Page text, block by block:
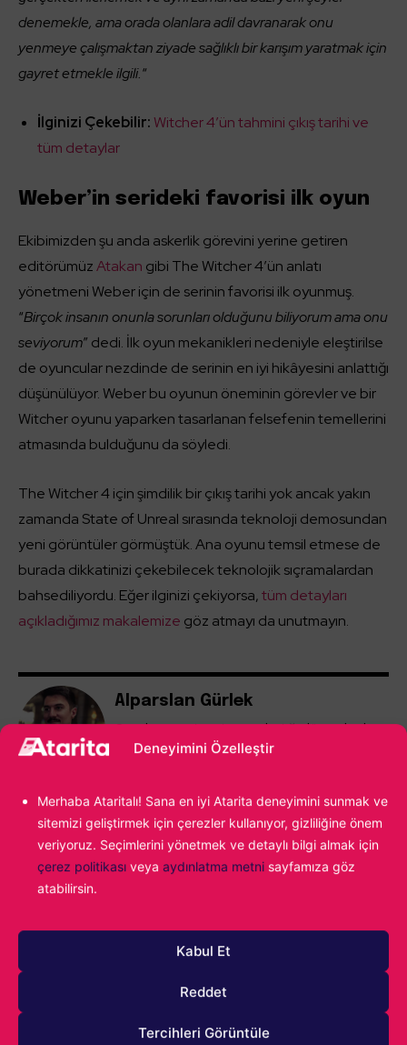
Deneyimini Özelleştir
Merhaba Ataritalı! Sana en iyi Atarita deneyimini sunmak ve
sitemizi geliştirmek için çerezler kullanıyor, gizliliğine önem
veriyoruz. Seçimlerini yönetmek ve detaylı bilgi almak için
çerez politikası veya aydınlatma metni sayfamıza göz
atabilirsin.
Kabul Et
Reddet
Tercihleri Görüntüle
denemekle, ama orada olanlara adil davranarak onu
yenmeye çalışmaktan ziyade sağlıklı bir karışım yaratmak için
gayret etmekle ilgili.“
İlginizi Çekebilir: Witcher 4’ün tahmini çıkış tarihi ve
tüm detaylar
Weber’in serideki favorisi ilk oyun
Ekibimizden şu anda askerlik görevini yerine getiren
editörümüzAtakan gibi The Witcher 4’ün anlatı
yönetmeni Weber için de serinin favorisi ilk oyunmuş.
“Birçok insanın onunla sorunları olduğunu biliyorum ama onu
seviyorum” dedi. İlk oyun mekanikleri nedeniyle eleştirilse
de oyuncular nezdinde de serinin en iyi hikâyesini anlattığı
düşünülüyor. Weber bu oyunun öneminin görevler ve bir
Witcher oyunu yaparken tasarlanan felsefenin temellerini
atmasında bulduğunu da söyledi.
The Witcher 4 için şimdilik bir çıkış tarihi yok ancak yakın
zamanda State of Unreal sırasında teknoloji demosundan
yeni görüntüler görmüştük. Ana oyunu temsil etmese de
burada dikkatinizi çekebilecek teknolojik sıçramalardan
bahsediliyordu. Eğer ilginizi çekiyorsa,tüm detayları
açıkladığımız makalemize göz atmayı da unutmayın.
Alparslan Gürlek
Oyunların yeni yeni yaygınlaştığı dönemlerde
bir çocuk olarak video oyunlarıyla ilk bakışta
ilerledi. Hala oyun sektöründeyim ve hala o ilk
kez Age of Empires II oynayan çocuğun
tutkusunu taşıyorum.
Konu: The Witcher IV